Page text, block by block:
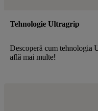
Tehnologie Ultragrip
Descoperă cum tehnologia
află mai multe!